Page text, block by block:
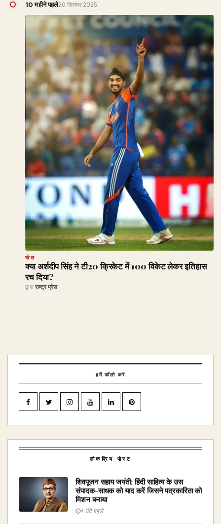
10 महीने पहले20 सितंबर 2025
खेल
क्या अर्शदीप सिंह ने टी20 क्रिकेट में 100 विकेट लेकर इतिहास
रच दिया?
द्वारा राष्ट्र प्रेस
हमें फॉलो करें
लोकप्रिय पोस्ट
शिवपूजन सहाय जयंती: हिंदी साहित्य के उस
संपादक-साधक को याद करें जिसने पत्रकारिता को
मिशन बनाया
4 घंटे पहले